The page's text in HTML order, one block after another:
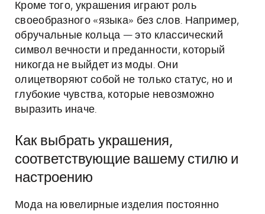
Кроме того, украшения играют роль
своеобразного «языка» без слов. Например,
обручальные кольца — это классический
символ вечности и преданности, который
никогда не выйдет из моды. Они
олицетворяют собой не только статус, но и
глубокие чувства, которые невозможно
выразить иначе.
Как выбрать украшения,
соответствующие вашему стилю и
настроению
Мода на ювелирные изделия постоянно